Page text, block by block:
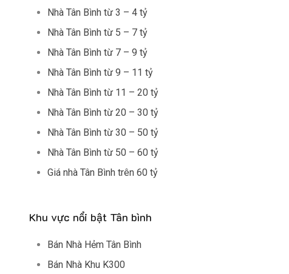
Nhà Tân Bình từ 3 – 4 tỷ
Nhà Tân Bình từ 5 – 7 tỷ
Nhà Tân Bình từ 7 – 9 tỷ
Nhà Tân Bình từ 9 – 11 tỷ
Nhà Tân Bình từ 11 – 20 tỷ
Nhà Tân Bình từ 20 – 30 tỷ
Nhà Tân Bình từ 30 – 50 tỷ
Nhà Tân Bình từ 50 – 60 tỷ
Giá nhà Tân Bình trên 60 tỷ
Khu vực nổi bật Tân bình
Bán Nhà Hẻm Tân Bình
Bán Nhà Khu K300